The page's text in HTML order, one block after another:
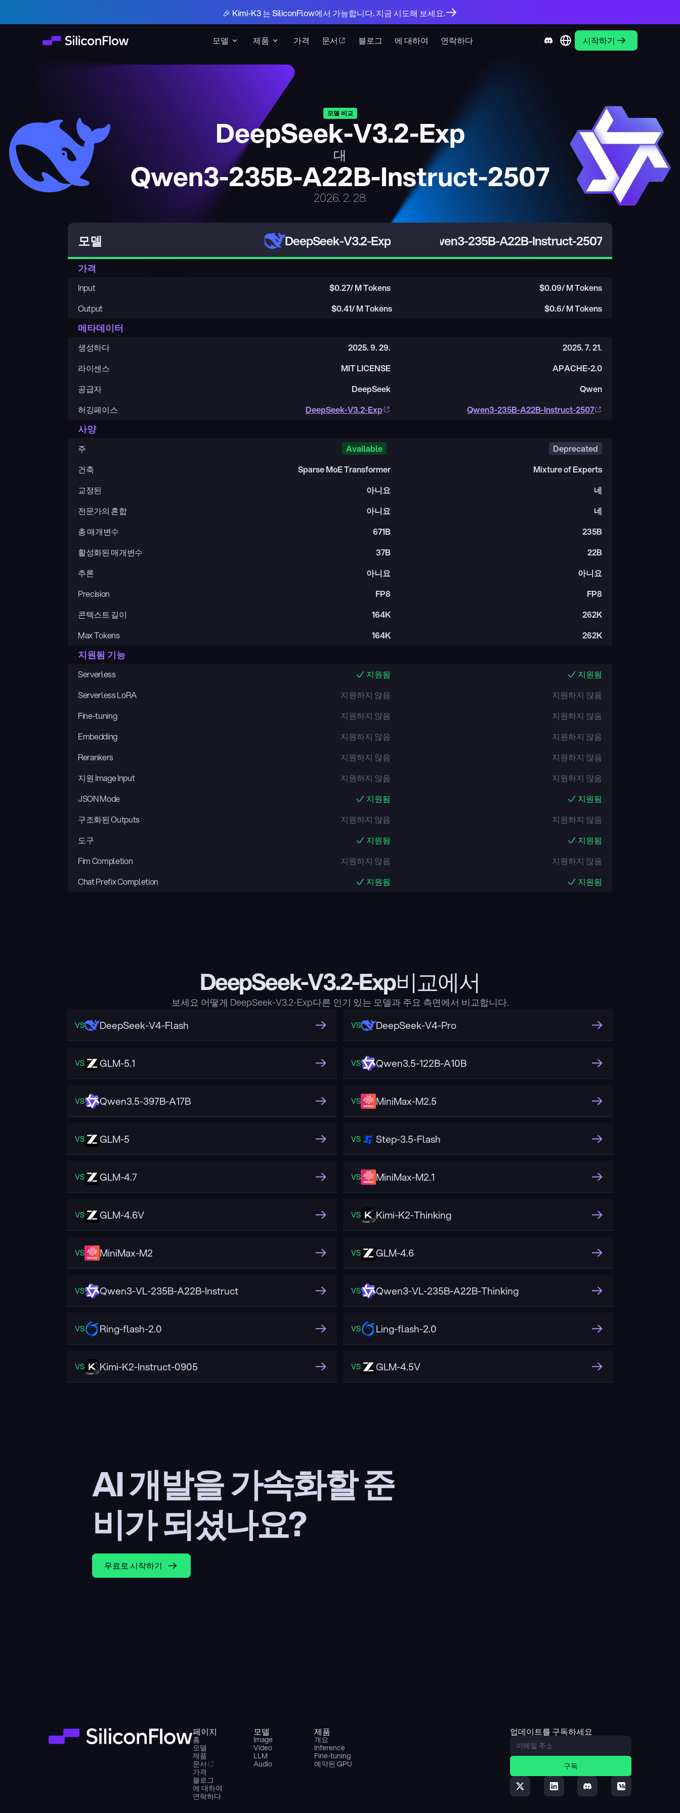
모델 제품 가격 문서 블로그 에 대하여 연락하다 시작하기
🎉 Kimi-K3 는 SiliconFlow에서 가능합니다. 지금 시도해 보세요.
모델 비교
DeepSeek-V3.2-Exp
대
Qwen3-235B-A22B-Instruct-2507
2026. 2. 28.
모델 DeepSeek-V3.2-Exp Qwen3-235B-A22B-Instruct-2507
가격
Input $0.27/ M Tokens $0.09/ M Tokens
Output
$0.41/ M Tokens $0.6/ M Tokens
메타데이터
생성하다 2025. 9. 29.
2025. 7. 21.
라이센스
MIT LICENSE
APACHE-2.0
공급자
DeepSeek
Qwen
허깅페이스
DeepSeek-V3.2-Exp Qwen3-235B-A22B-Instruct-2507
사양
주 Available
Deprecated
건축
Sparse MoE Transformer
Mixture of Experts
교정된
아니요
네
전문가의 혼합
아니요
네
총 매개변수
671B
235B
활성화된 매개변수
37B
22B
추론
아니요
아니요
Precision
FP8
FP8
콘텍스트 길이
164K
262K
Max Tokens
164K 262K
지원됨 기능
Serverless 지원됨
지원됨
Serverless LoRA
지원하지 않음
지원하지 않음
Fine-tuning
지원하지 않음
지원하지 않음
Embedding
지원하지 않음
지원하지 않음
Rerankers
지원하지 않음
지원하지 않음
지원 Image Input
지원하지 않음
지원하지 않음
JSON Mode
지원됨
지원됨
구조화된 Outputs
지원하지 않음
지원하지 않음
도구
지원됨
지원됨
Fim Completion
지원하지 않음
지원하지 않음
Chat Prefix Completion
지원됨 지원됨
DeepSeek-V3.2-Exp비교에서
보세요 어떻게 DeepSeek-V3.2-Exp다른 인기 있는 모델과 주요 측면에서 비교합니다.
VS DeepSeek-V4-Flash VS DeepSeek-V4-Pro
VS GLM-5.1 VS Qwen3.5-122B-A10B
VS Qwen3.5-397B-A17B VS MiniMax-M2.5
VS GLM-5 VS Step-3.5-Flash
VS GLM-4.7 VS MiniMax-M2.1
VS GLM-4.6V VS Kimi-K2-Thinking
VS MiniMax-M2 VS GLM-4.6
VS Qwen3-VL-235B-A22B-Instruct VS Qwen3-VL-235B-A22B-Thinking
VS Ring-flash-2.0 VS Ling-flash-2.0
VS Kimi-K2-Instruct-0905 VS GLM-4.5V
AI 개발을 가속화할 준
비가 되셨나요?
무료로 시작하기
페이지
홈
모델
제품
문서
가격
블로그
에 대하여
연락하다
모델
Image
Video
LLM
Audio
제품
개요
Inference
Fine-tuning
예약된 GPU
업데이트를 구독하세요
구독